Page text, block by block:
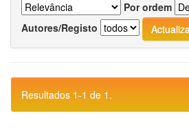
Por ordem
Autores/Registo
Resultados 1-1 de 1.